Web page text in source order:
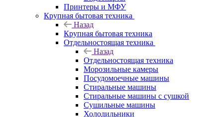
Принтеры и МФУ
Крупная бытовая техника
Назад
Крупная бытовая техника
Отдельностоящая техника
Назад
Отдельностоящая техника
Морозильные камеры
Посудомоечные машины
Стиральные машины
Стиральные машины с сушкой
Сушильные машины
Холодильники